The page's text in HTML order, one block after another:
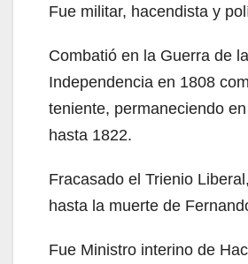
Fue militar, hacendista y
Combatió en la Guerra de la
Independencia en 1808
teniente, permaneciendo
hasta 1822.
Fracasado el Trienio
hasta la muerte de
Fue Ministro interino de